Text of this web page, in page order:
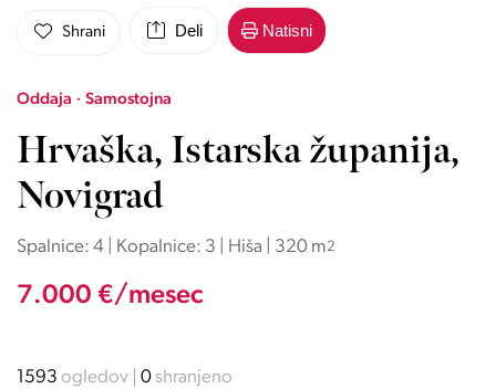
Shrani Deli Natisni
Oddaja · Samostojna
Hrvaška, Istarska županija,
Novigrad
Spalnice: 4 | Kopalnice: 3 | Hiša | 320 m2
7.000 €/mesec
1593 ogledov 0shranjeno